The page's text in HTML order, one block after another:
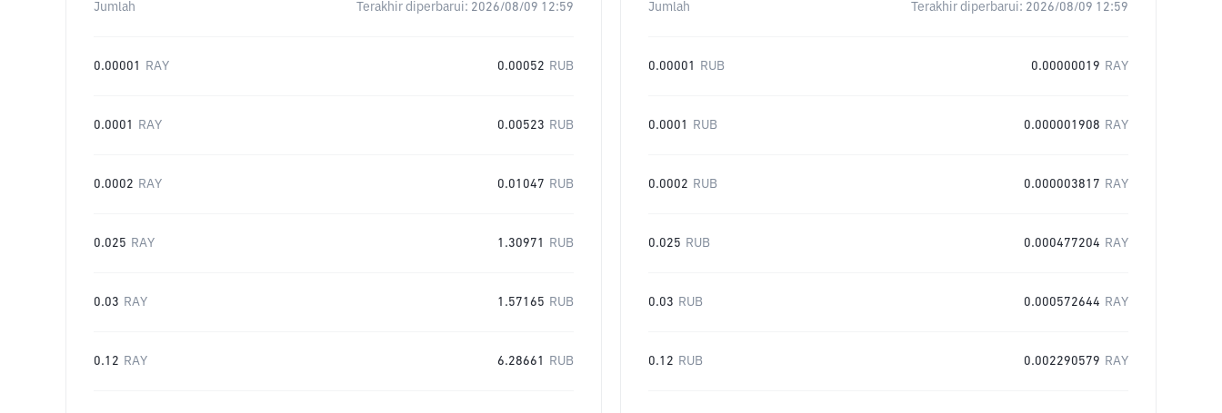
Jumlah Terakhir diperbarui: 2026/08/09 12:59
0.00001 RAY 0.00052 RUB
0.0001 RAY 0.00523 RUB
0.0002 RAY 0.01047 RUB
0.025 RAY 1.30971 RUB
0.03 RAY 1.57165 RUB
0.12 RAY 6.28661 RUB
Jumlah Terakhir diperbarui: 2026/08/09 12:59
0.00001 RUB 0.00000019 RAY
0.0001 RUB 0.000001908 RAY
0.0002 RUB 0.000003817 RAY
0.025 RUB 0.000477204 RAY
0.03 RUB 0.000572644 RAY
0.12 RUB 0.002290579 RAY